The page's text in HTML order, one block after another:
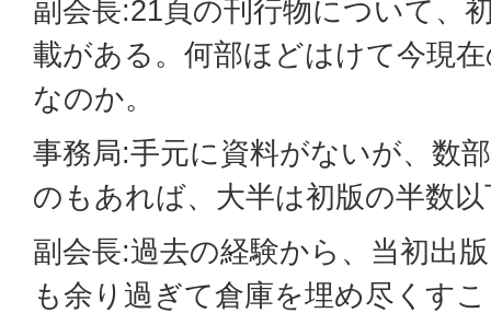
副会長:21頁の刊行物について、
載がある。何部ほどはけて今現
なのか。
事務局:手元に資料がないが、数
のもあれば、大半は初版の半数
副会長:過去の経験から、当初出
も余り過ぎて倉庫を埋め尽くす